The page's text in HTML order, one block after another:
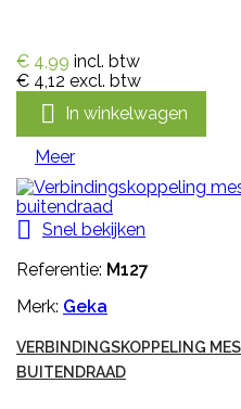
€ 4,99 incl. btw
€ 4,12 excl. btw
 In winkelwagen
Meer

Snel bekijken
Referentie: M127
Merk: Geka
VERBINDINGSKOPPELING
BUITENDRAAD